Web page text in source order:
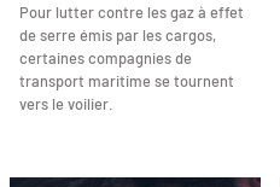
Pour lutter contre les gaz à effet
de serre émis par les cargos,
certaines compagnies de
transport maritime se tournent
vers le voilier.